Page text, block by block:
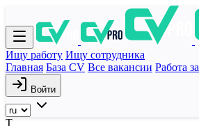
Ищу работу Ищу сотрудника
Главная База CV Все вакансии Работа
Войти
T